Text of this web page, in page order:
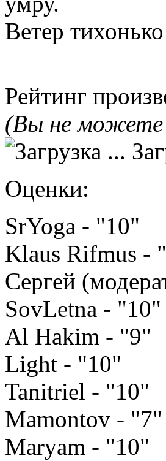
Ветер
Рейтинг
(Вы не можете
Оценки:
SrYoga - "10"
Klaus Rifmus -
Сергей
SovLetna - "10"
Al Hakim - "9"
Light - "10"
Tanitriel - "10"
Mamontov - "7"
Maryam - "10"